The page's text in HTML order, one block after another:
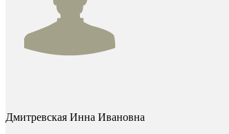
Дмитревская Инна Ивановна